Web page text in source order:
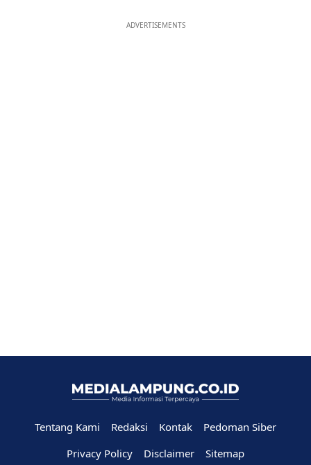
ADVERTISEMENTS
Tentang Kami Redaksi Kontak
Pedoman Siber
Privacy Policy
Disclaimer Sitemap